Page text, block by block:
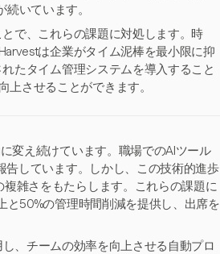
いています。
で、これらの課題に対処します。時
は企業がタイム泥棒を最小限に抑
たタイム管理システムを導入すること
させることができます。
変え続けています。職場でのAIツール
しています。しかし、この技術的進歩
雑さをもたらします。これらの課題に
と50%の管理時間削減を提供し、出席を
、チームの効率を向上させる自動プロ